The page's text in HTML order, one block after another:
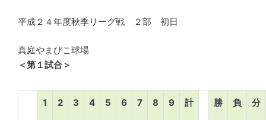
平成２４年度秋季リーグ戦 ２部 初日
真庭やまびこ球場
＜第１試合＞
1 2 3 4 5 6 7 8 9 計 勝 負 分